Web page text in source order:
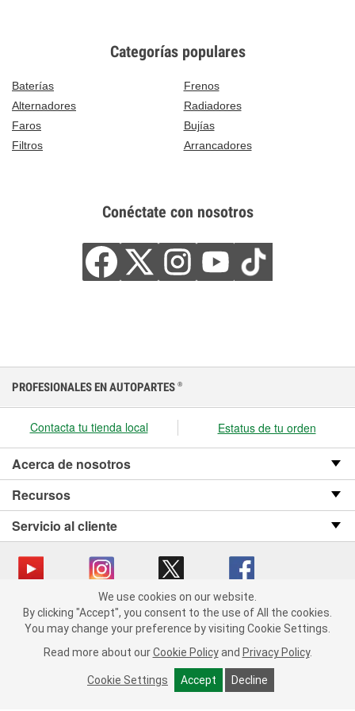
Categorías populares
Baterías
Frenos
Alternadores
Radiadores
Faros
Bujías
Filtros
Arrancadores
Conéctate con nosotros
We use cookies on our website. By clicking "Accept", you consent
to the use of All the cookies.
You may change your preference by visiting Cookie Settings.
Read more about our Cookie Policy and Privacy Policy.
Cookie Settings Accept Decline
PROFESIONALES EN AUTOPARTES ®
Contacta tu tienda local Estatus de tu orden
Acerca de nosotros
Recursos
Servicio al cliente
Copyright © 2008-2026 O’Reilly Auto Parts v OST_3.2.0.0.729 (3) cv1361
catalog_main
Política de privacidad
Ley de transparencia en las cadenas de suministro
We use cookies on our website.
By clicking "Accept", you consent to the use of All the cookies.
You may change your preference by visiting Cookie Settings.
Read more about our Cookie Policy and Privacy Policy.
Cookie Settings Accept Decline